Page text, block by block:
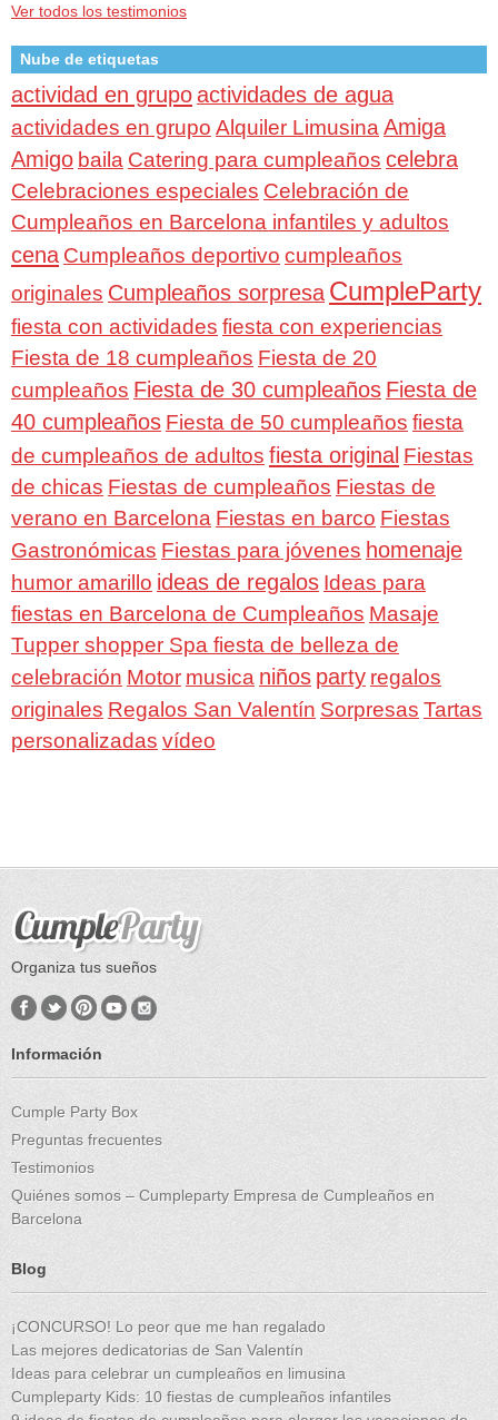
Ver todos los testimonios
Nube de etiquetas
actividad en grupoactividades de agua
actividades en grupo Alquiler Limusina Amiga
Amigo baila Catering para cumpleaños celebra
Celebraciones especiales Celebración de
Cumpleaños en Barcelona infantiles y adultos
cena Cumpleaños deportivo cumpleaños
originales Cumpleaños sorpresa CumpleParty
fiesta con actividades fiesta con experiencias
Fiesta de 18 cumpleaños Fiesta de 20
cumpleaños Fiesta de 30 cumpleaños Fiesta de
40 cumpleaños Fiesta de 50 cumpleaños fiesta
de cumpleaños de adultos fiesta original Fiestas
de chicas Fiestas de cumpleaños Fiestas de
verano en Barcelona Fiestas en barco Fiestas
Gastronómicas Fiestas para jóvenes homenaje
humor amarillo ideas de regalos Ideas para
fiestas en Barcelona de Cumpleaños Masaje
Tupper shopper Spa fiesta de belleza de
celebración Motor musica niños party regalos
originales Regalos San Valentín Sorpresas Tartas
personalizadas vídeo
Organiza tus sueños
Información
Cumple Party Box
Preguntas frecuentes
Testimonios
Quiénes somos – Cumpleparty Empresa de Cumpleaños en
Barcelona
Blog
¡CONCURSO! Lo peor que me han regalado
Las mejores dedicatorias de San Valentín
Ideas para celebrar un cumpleaños en limusina
Cumpleparty Kids: 10 fiestas de cumpleaños infantiles